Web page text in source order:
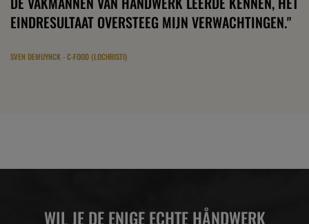
EINDRESULTAAT OVERSTEEG MIJN VERWACHTINGEN."
SVEN DEMUYNCK - C-FOOD (LOCHRISTI)
WIL JE DE ENIGE ECHTE HÅNDWERK